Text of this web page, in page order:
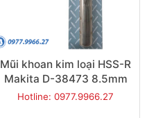
Mũi khoan kim loại HSS-R
Makita D-38473 8.5mm
Hotline: 0977.9966.27